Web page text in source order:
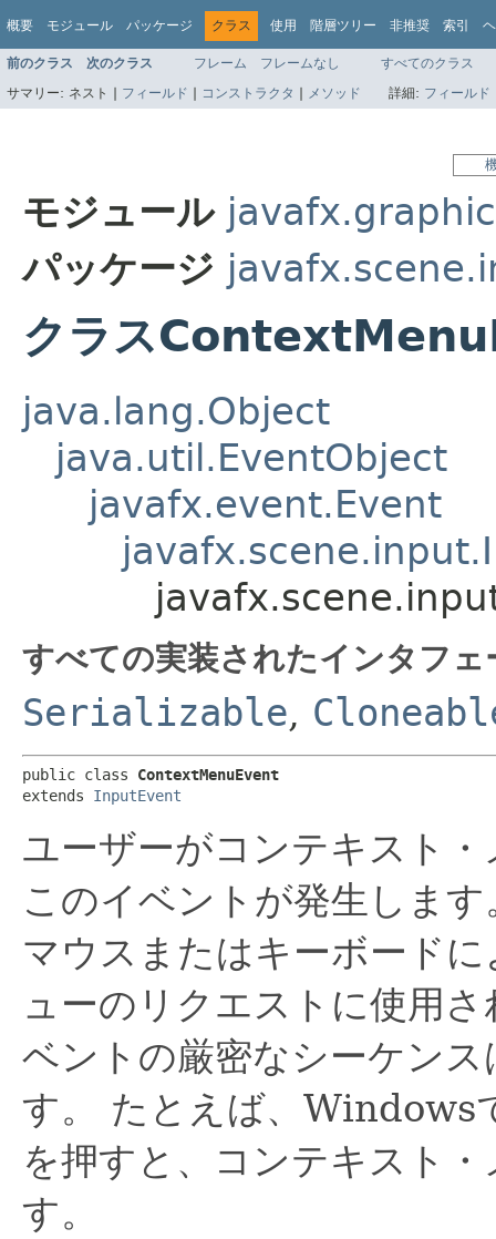
概要 モジュール パッケージ クラス 使用 階層ツリー 非推奨 索引
前のクラス 次のクラス フレーム フレームなし
すべてのクラス
サマリー: ネスト | フィールド | コンストラクタ | メソッド 詳細: フィールド
モジュール
パッケージ
クラス
java.lang.Object
java.util.EventObject
javafx.event.Event
すべての実装されたインタフ
Serializable,
public class ContextMenuEvent
extends InputEvent
ユーザーがコンテキスト
このイベントが発生します
マウスまたはキーボード
ューのリクエストに使用
ベントの厳密なシーケン
す。
たとえば、
を押すと、コンテキスト
す。